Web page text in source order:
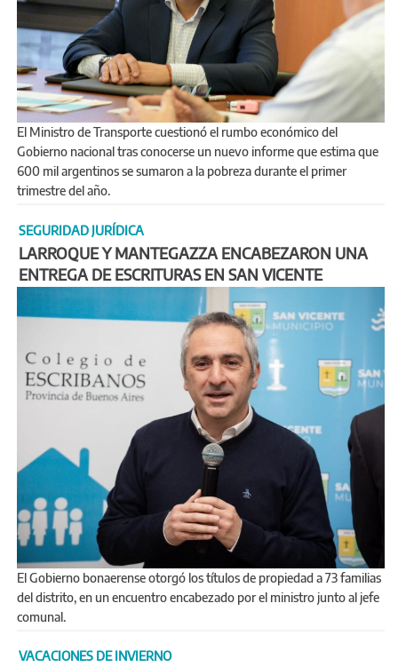
El Ministro de Transporte cuestionó el rumbo económico del
Gobierno nacional tras conocerse un nuevo informe que estima que
600 mil argentinos se sumaron a la pobreza durante el primer
trimestre del año.
SEGURIDAD JURÍDICA
LARROQUE Y MANTEGAZZA ENCABEZARON UNA
ENTREGA DE ESCRITURAS EN SAN VICENTE
El Gobierno bonaerense otorgó los títulos de propiedad a 73 familias
del distrito, en un encuentro encabezado por el ministro junto al jefe
comunal.
VACACIONES DE INVIERNO